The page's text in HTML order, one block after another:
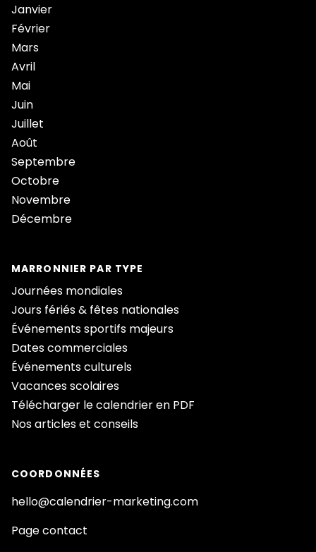
Janvier
Février
Mars
Avril
Mai
Juin
Juillet
Août
Septembre
Octobre
Novembre
Décembre
MARRONNIER PAR TYPE
Journées mondiales
Jours fériés & fêtes nationales
Événements sportifs majeurs
Dates commerciales
Événements culturels
Vacances scolaires
Télécharger le calendrier en PDF
Nos articles et conseils
COORDONNÉES
hello@calendrier-marketing.com
Page contact